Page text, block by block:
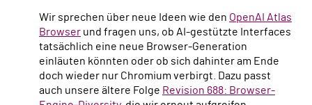
Wir sprechen über neue Ideen wie den OpenAI Atlas
Browser und fragen uns, ob AI-gestützte Interfaces
tatsächlich eine neue Browser-Generation
einläuten könnten oder ob sich dahinter am Ende
doch wieder nur Chromium verbirgt. Dazu passt
auch unsere ältere Folge Revision 688: Browser-